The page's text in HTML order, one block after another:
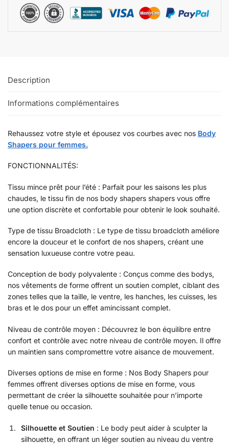
Description
Informations complémentaires
Rehaussez votre style et épousez vos courbes avec nos Body
Shapers pour femmes.
FONCTIONNALITÉS:
Tissu mince prêt pour l’été : Parfait pour les saisons les plus
chaudes, le tissu fin de nos body shapers shapers vous offre
une option discrète et confortable pour obtenir le look souhaité.
Type de tissu Broadcloth : Le type de tissu broadcloth améliore
encore la douceur et le confort de nos shapers, créant une
sensation luxueuse contre votre peau.
Conception de body polyvalente : Conçus comme des bodys,
nos vêtements de forme offrent un soutien complet, ciblant des
zones telles que la taille, le ventre, les hanches, les cuisses, les
bras et le dos pour un effet amincissant complet.
Niveau de contrôle moyen : Découvrez le bon équilibre entre
confort et contrôle avec notre niveau de contrôle moyen. Il offre
un maintien sans compromettre votre aisance de mouvement.
Diverses options de mise en forme : Nos Body Shapers pour
femmes offrent diverses options de mise en forme, vous
permettant de créer la silhouette souhaitée pour n’importe
quelle tenue ou occasion.
Silhouette et Soutien : Le body peut aider à sculpter la
silhouette, en offrant un léger soutien au niveau du ventre